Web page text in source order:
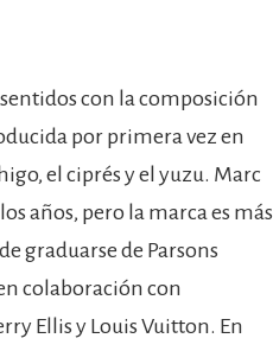
con la composición
por primera vez en
el ciprés y el yuzu. Marc
años, pero la marca es más
graduarse de Parsons
colaboración con
Ellis y Louis Vuitton. En